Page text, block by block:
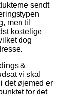
sendt
men til
kostelige
dog
&
vi skal
det øjemed er
for det